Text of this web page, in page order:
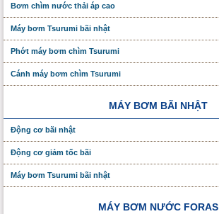
Bơm chìm nước thải áp cao
Máy bơm Tsurumi bãi nhật
Phớt máy bơm chìm Tsurumi
Cánh máy bơm chìm Tsurumi
MÁY BƠM BÃI NHẬT
Động cơ bãi nhật
Động cơ giảm tốc bãi
Máy bơm Tsurumi bãi nhật
MÁY BƠM NƯỚC FORAS